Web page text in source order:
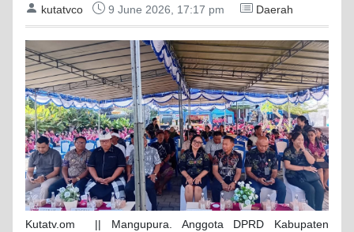
kutatvco 9 June 2026, 17:17 pm Daerah
Kutatv.om || Mangupura. Anggota DPRD Kabupaten